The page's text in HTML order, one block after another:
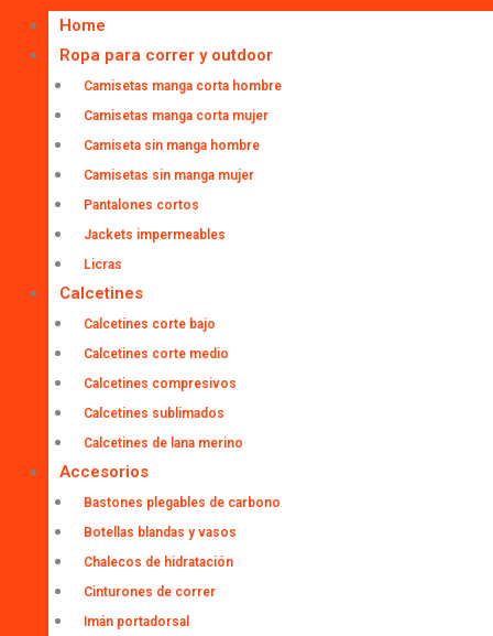
Home
Ropa para correr y outdoor
Camisetas manga corta hombre
Camisetas manga corta mujer
Camiseta sin manga hombre
Camisetas sin manga mujer
Pantalones cortos
Jackets impermeables
Licras
Calcetines
Calcetines corte bajo
Calcetines corte medio
Calcetines compresivos
Calcetines sublimados
Calcetines de lana merino
Accesorios
Bastones plegables de carbono
Botellas blandas y vasos
Chalecos de hidratación
Cinturones de correr
Imán portadorsal